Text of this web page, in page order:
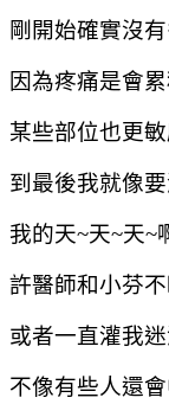
剛開始確實沒
因為疼痛是會
某些部位也更
到最後我就像
我的天~天~天~
許醫師和小芬
或者一直灌我
不像有些人還